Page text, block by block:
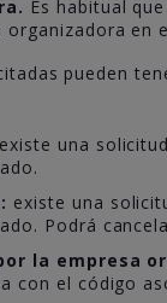
Es habitual
organizadora en
pueden
existe una
existe una
Podrá
la empresa
con el código